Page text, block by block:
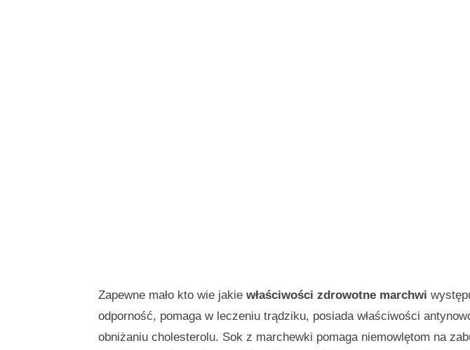
Zapewne mało kto wie jakie właściwości zdrowotne marchwi
odporność, pomaga w leczeniu trądziku, posiada właściwości
obniżaniu cholesterolu. Sok z marchewki pomaga niemowlętom na